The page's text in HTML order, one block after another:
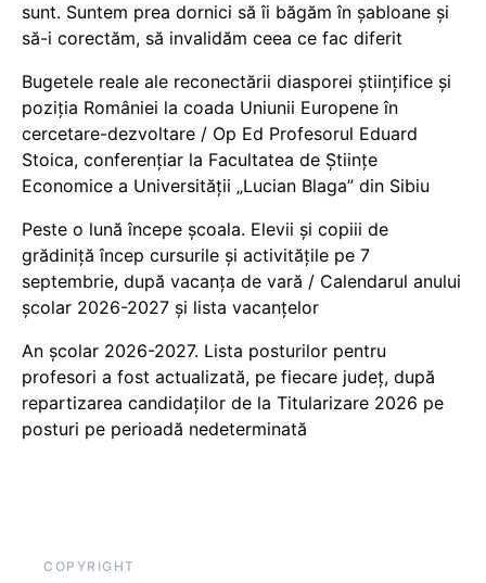
sunt. Suntem prea dornici să îi băgăm în șabloane și
să-i corectăm, să invalidăm ceea ce fac diferit
Bugetele reale ale reconectării diasporei științifice și
poziția României la coada Uniunii Europene în
cercetare-dezvoltare / Op Ed Profesorul Eduard
Stoica, conferențiar la Facultatea de Științe
Economice a Universității „Lucian Blaga” din Sibiu
Peste o lună începe școala. Elevii și copiii de
grădiniță încep cursurile și activitățile pe 7
septembrie, după vacanța de vară / Calendarul anului
școlar 2026-2027 și lista vacanțelor
An școlar 2026-2027. Lista posturilor pentru
profesori a fost actualizată, pe fiecare județ, după
repartizarea candidaților de la Titularizare 2026 pe
posturi pe perioadă nedeterminată
COPYRIGHT